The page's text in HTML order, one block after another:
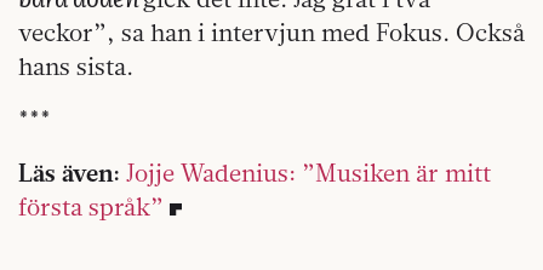
veckor”, sa han i intervjun med Fokus. Också
hans sista.
***
Läs även: Jojje Wadenius: ”Musiken är mitt
första språk”